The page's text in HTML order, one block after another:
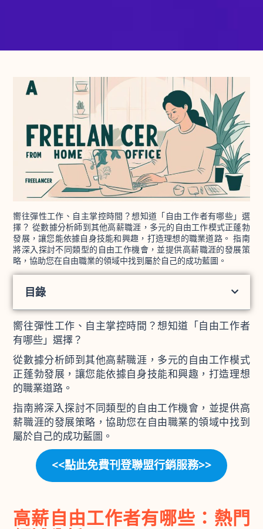
嚮往彈性工作、自主掌控時間？想知道「自由工作者有哪些」選
擇？ 從數據分析師到其他高薪職涯，多元的自由工作模式正蓬勃
發展，讓您能依據自身技能和興趣，打造理想的職業道路。 指南
將深入探討不同類型的自由工作機會，並提供高薪職涯的發展策
略，協助您在自由職業的領域中找到屬於自己的成功藍圖。
目錄
嚮往彈性工作、自主掌控時間？想知道「自由工作者
有哪些」選擇？
從數據分析師到其他高薪職涯，多元的自由工作模式
正蓬勃發展，讓您能依據自身技能和興趣，打造理想
的職業道路。
指南將深入探討不同類型的自由工作機會，並提供高
薪職涯的發展策略，協助您在自由職業的領域中找到
屬於自己的成功藍圖。
<<點此免費刊登聯盟行銷服務>>
高薪自由工作者有哪些：熱門